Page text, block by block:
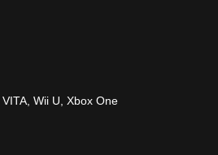
Wii U, Xbox One